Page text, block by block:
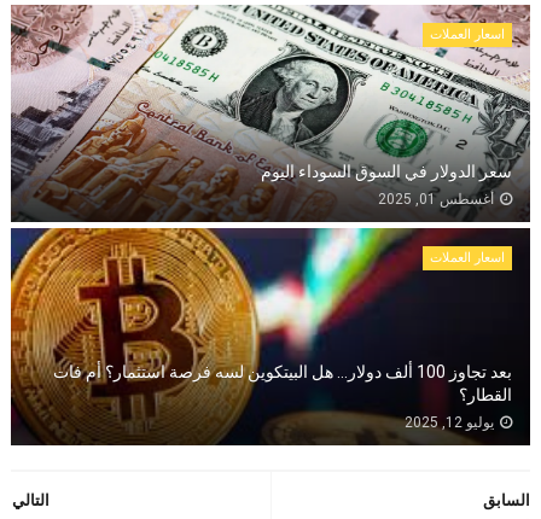
اسعار العملات
سعر الدولار في السوق السوداء اليوم
أغسطس 01, 2025
اسعار العملات
بعد تجاوز 100 ألف دولار… هل البيتكوين لسه فرصة استثمار؟ أم فات
القطار؟
يوليو 12, 2025
التالي
السابق